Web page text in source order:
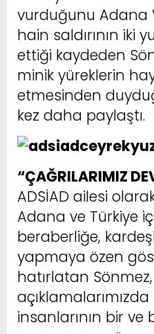
vurduğunu Adana
hain saldırının iki
ettiği kaydeden
minik yüreklerin
etmesinden
kez daha paylaştı.
“ÇAĞRILARIMIZ
ADSİAD ailesi
Adana ve Türkiye
beraberliğe,
yapmaya özen
hatırlatan Sönmez,
insanlarının bir ve